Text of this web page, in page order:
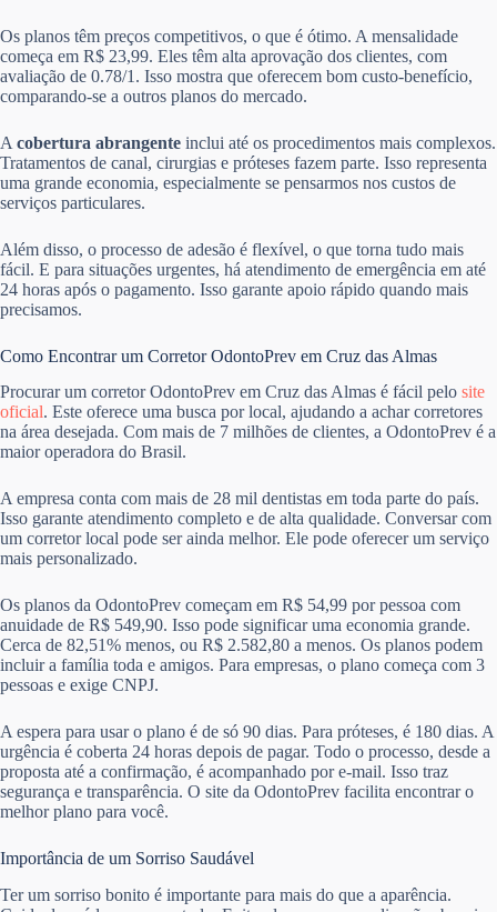
Os planos têm preços competitivos, o que é ótimo. A mensalidade
começa em R$ 23,99. Eles têm alta aprovação dos clientes, com
avaliação de 0.78/1. Isso mostra que oferecem bom custo-benefício,
comparando-se a outros planos do mercado.
A cobertura abrangente inclui até os procedimentos mais complexos.
Tratamentos de canal, cirurgias e próteses fazem parte. Isso representa
uma grande economia, especialmente se pensarmos nos custos de
serviços particulares.
Além disso, o processo de adesão é flexível, o que torna tudo mais
fácil. E para situações urgentes, há atendimento de emergência em até
24 horas após o pagamento. Isso garante apoio rápido quando mais
precisamos.
Como Encontrar um Corretor OdontoPrev em Cruz das Almas
Procurar um corretor OdontoPrev em Cruz das Almas é fácil pelo site
oficial. Este oferece uma busca por local, ajudando a achar corretores
na área desejada. Com mais de 7 milhões de clientes, a OdontoPrev é a
maior operadora do Brasil.
A empresa conta com mais de 28 mil dentistas em toda parte do país.
Isso garante atendimento completo e de alta qualidade. Conversar com
um corretor local pode ser ainda melhor. Ele pode oferecer um serviço
mais personalizado.
Os planos da OdontoPrev começam em R$ 54,99 por pessoa com
anuidade de R$ 549,90. Isso pode significar uma economia grande.
Cerca de 82,51% menos, ou R$ 2.582,80 a menos. Os planos podem
incluir a família toda e amigos. Para empresas, o plano começa com 3
pessoas e exige CNPJ.
A espera para usar o plano é de só 90 dias. Para próteses, é 180 dias. A
urgência é coberta 24 horas depois de pagar. Todo o processo, desde a
proposta até a confirmação, é acompanhado por e-mail. Isso traz
segurança e transparência. O site da OdontoPrev facilita encontrar o
melhor plano para você.
Importância de um Sorriso Saudável
Ter um sorriso bonito é importante para mais do que a aparência.